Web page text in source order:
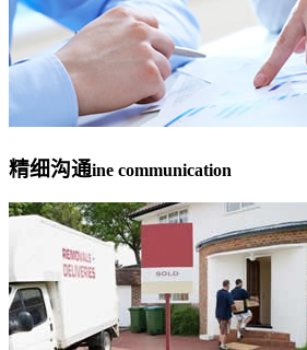
精细沟通ine communication